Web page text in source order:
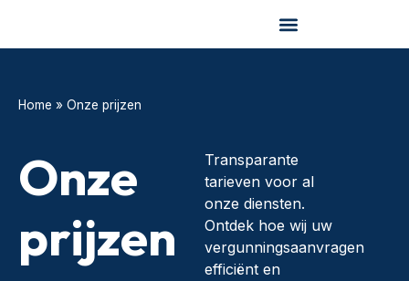
Home » Onze prijzen
Onze
prijzen
Transparante
tarieven voor al
onze diensten.
Ontdek hoe wij uw
vergunningsaanvragen
efficiënt en